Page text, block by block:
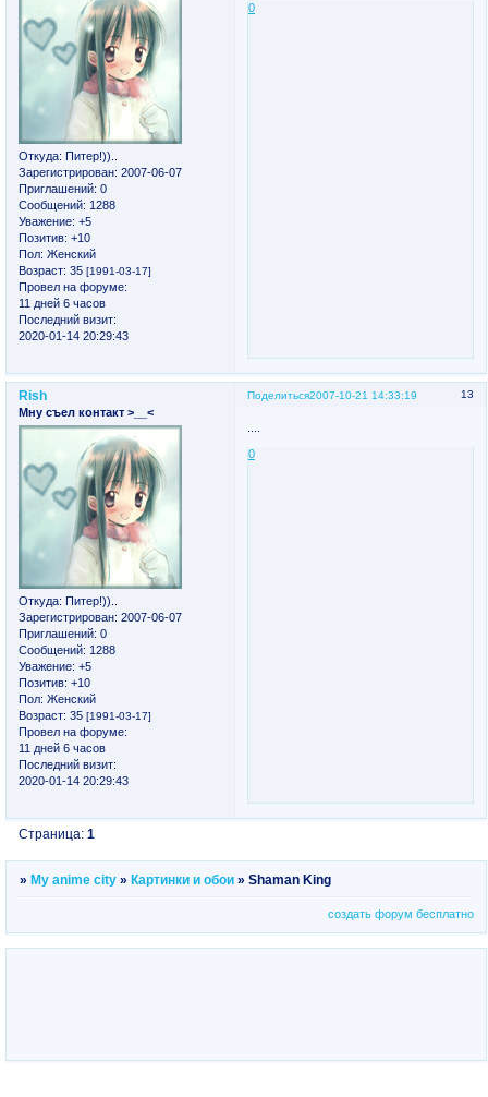
Откуда: Питер!))..
Зарегистрирован: 2007-06-07
Приглашений: 0
Сообщений: 1288
Уважение: +5
Позитив: +10
Пол: Женский
Возраст: 35 [1991-03-17]
Провел на форуме:
11 дней 6 часов
Последний визит:
2020-01-14 20:29:43
0
Поделиться 13
2007-10-21 14:33:19
Rish
Мну съел контакт >__<
Откуда: Питер!))..
Зарегистрирован: 2007-06-07
Приглашений: 0
Сообщений: 1288
Уважение: +5
Позитив: +10
Пол: Женский
Возраст: 35 [1991-03-17]
Провел на форуме:
11 дней 6 часов
Последний визит:
2020-01-14 20:29:43
0
Страница:1
» My anime city » Картинки и обои »Shaman King
создать форум бесплатно